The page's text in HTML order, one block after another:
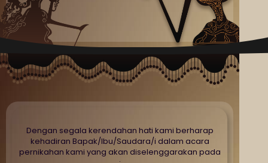
Dengan segala kerendahan hati kami berharap
kehadiran Bapak/Ibu/Saudara/i dalam acara
pernikahan kami yang akan diselenggarakan pada